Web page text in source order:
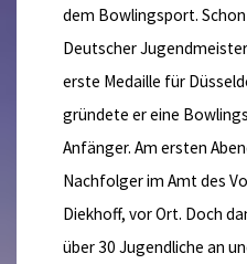
dem Bowlingsport.
Deutscher
erste Medaille für
gründete er eine
Anfänger. Am ersten
Nachfolger im Amt des
Diekhoff, vor Ort. Doch
über 30 Jugendliche an